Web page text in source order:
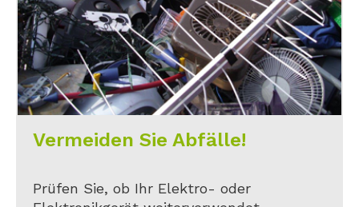
Vermeiden Sie Abfälle!
Prüfen Sie, ob Ihr Elektro- oder